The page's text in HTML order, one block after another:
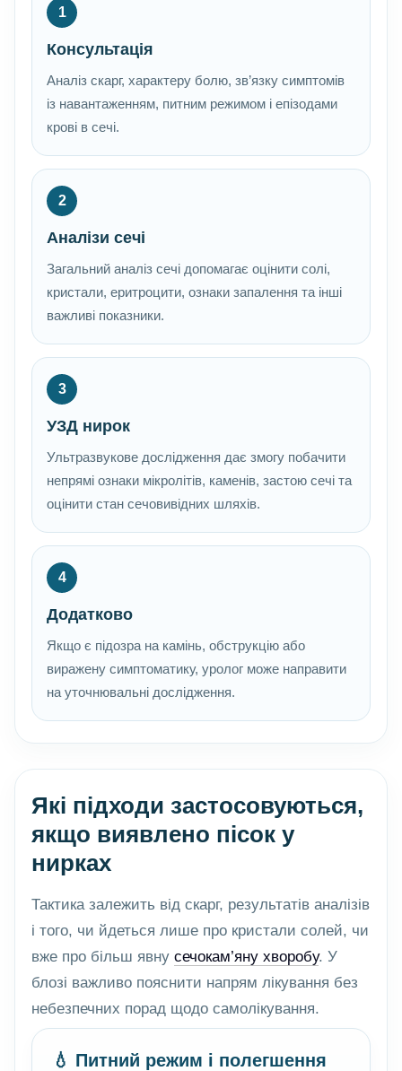
1
Консультація
Аналіз скарг, характеру болю, зв’язку симптомів
із навантаженням, питним режимом і епізодами
крові в сечі.
2
Аналізи сечі
Загальний аналіз сечі допомагає оцінити солі,
кристали, еритроцити, ознаки запалення та інші
важливі показники.
3
УЗД нирок
Ультразвукове дослідження дає змогу побачити
непрямі ознаки мікролітів, каменів, застою сечі та
оцінити стан сечовивідних шляхів.
4
Додатково
Якщо є підозра на камінь, обструкцію або
виражену симптоматику, уролог може направити
на уточнювальні дослідження.
Які підходи застосовуються,
якщо виявлено пісок у
нирках
Тактика залежить від скарг, результатів аналізів
і того, чи йдеться лише про кристали солей, чи
вже про більш явну сечокам’яну хворобу. У
блозі важливо пояснити напрям лікування без
небезпечних порад щодо самолікування.
💧 Питний режим і полегшення